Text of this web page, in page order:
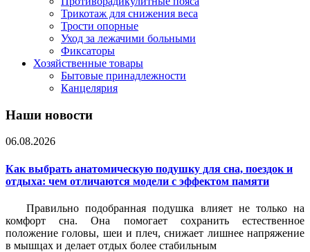
Трикотаж для снижения веса
Трости опорные
Уход за лежачими больными
Фиксаторы
Хозяйственные товары
Бытовые принадлежности
Канцелярия
Наши новости
06.08.2026
Как выбрать анатомическую подушку для сна, поездок и
отдыха: чем отличаются модели с эффектом памяти
Правильно подобранная подушка влияет не только на
комфорт сна. Она помогает сохранить естественное
положение головы, шеи и плеч, снижает лишнее напряжение
в мышцах и делает отдых более стабильным